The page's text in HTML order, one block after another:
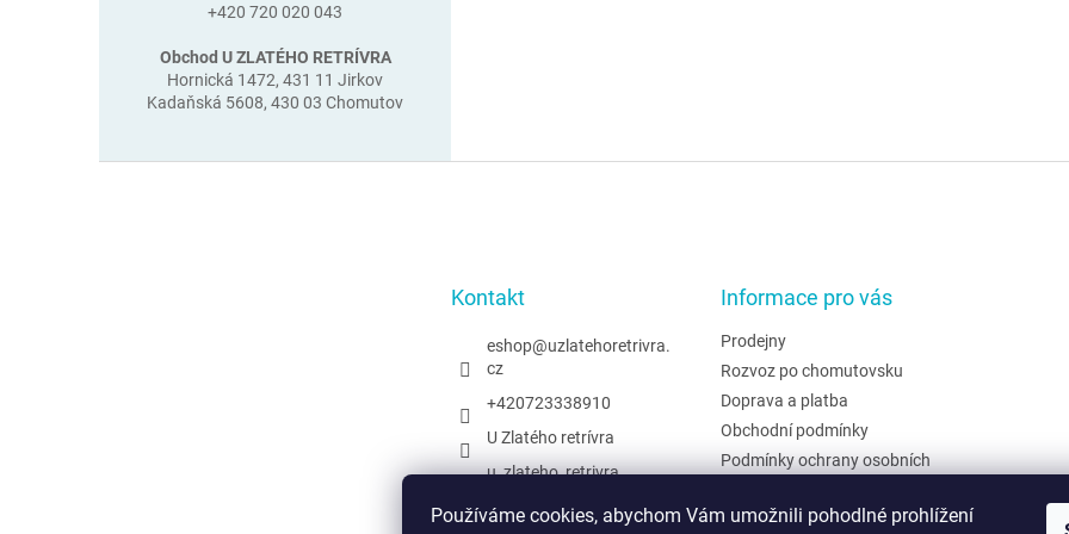
Používáme cookies, abychom Vám umožnili pohodlné prohlížení
+420 720 020 043
Obchod U ZLATÉHO RETRÍVRA
Hornická 1472, 431 11 Jirkov
Kadaňská 5608, 430 03 Chomutov
Kontakt
eshop@uzlatehoretrivra.
cz
+420723338910
U Zlatého retrívra
u_zlateho_retrivra
@uzlatehoretrivra
Informace pro vás
Prodejny
Rozvoz po chomutovsku
Doprava a platba
Obchodní podmínky
Podmínky ochrany osobních
Hodnocení obchodu